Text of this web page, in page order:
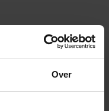
Over